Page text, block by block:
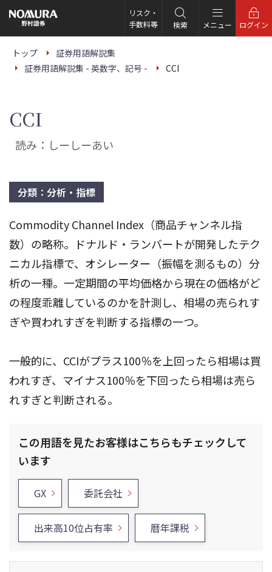
の
ー
リスク・
手数料等
検索 メニュー ログイン
トップ
証券用語解説集
証券用語解説集 - 英数字、記号 -
CCI
CCI
読み：しーしーあい
分類：分析・指標
Commodity Channel Index（商品チャンネル指
数）の略称。ドナルド・ランバートが開発したテク
ニカル指標で、オシレーター（振幅を測るもの）分
析の一種。一定期間の平均価格から現在の価格がど
の程度乖離しているのかを計測し、相場の売られす
ぎや買われすぎを判断する指標の一つ。
一般的に、CCIがプラス100％を上回ったら相場は買
われすぎ、マイナス100％を下回ったら相場は売ら
れすぎと判断される。
この用語を見たお客様はこちらもチェックして
います
GX 委託会社
出来高10位占有率 暦年課税